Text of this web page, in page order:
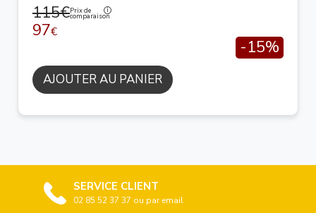
115€Prix de
comparaison
97€
-15%
AJOUTER AU PANIER
SERVICE CLIENT
02 85 52 37 37 ou par email